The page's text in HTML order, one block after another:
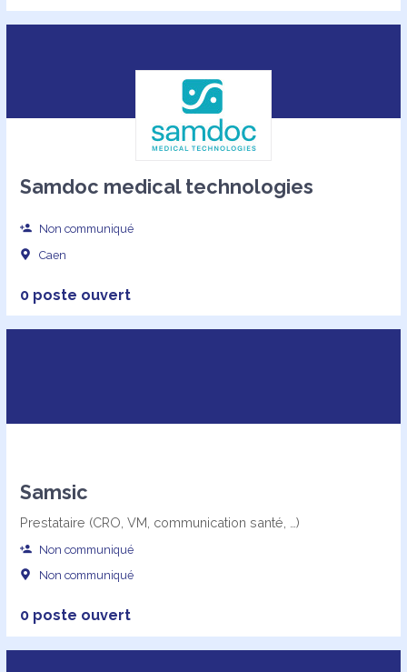
Samdoc medical technologies
Non communiqué
Caen
0 poste ouvert
Samsic
Prestataire (CRO, VM, communication santé, …)
Non communiqué
Non communiqué
0 poste ouvert